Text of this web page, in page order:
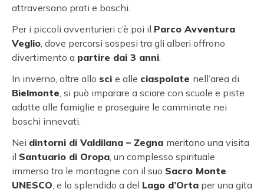
attraversano prati e boschi.
Per i piccoli avventurieri c’è poi il Parco Avventura
Veglio , dove percorsi sospesi tra gli alberi offrono
divertimento a partire dai 3 anni
In inverno, oltre allo sci e alle ciaspolate nell’area di
Bielmonte , si può imparare a sciare con scuole e piste
adatte alle famiglie e proseguire le camminate nei
boschi innevati.
Nei dintorni di Valdilana – Zegna meritano una visita
il Santuario di Oropa , un complesso spirituale
immerso tra le montagne con il suo Sacro Monte
UNESCO , e lo splendido a del Lago d’Orta per una gita